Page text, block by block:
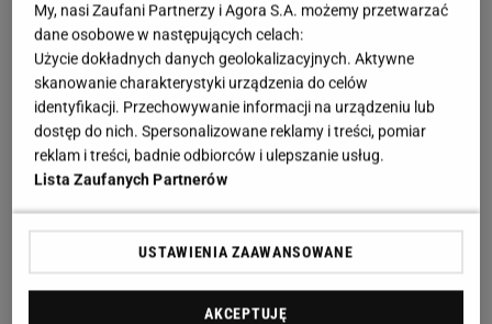
My, nasi Zaufani Partnerzy i Agora S.A. możemy przetwarzać
dane osobowe w następujących celach:
Użycie dokładnych danych geolokalizacyjnych. Aktywne
skanowanie charakterystyki urządzenia do celów
identyfikacji. Przechowywanie informacji na urządzeniu lub
dostęp do nich. Spersonalizowane reklamy i treści, pomiar
reklam i treści, badnie odbiorców i ulepszanie usług.
Lista Zaufanych Partnerów
USTAWIENIA ZAAWANSOWANE
AKCEPTUJĘ